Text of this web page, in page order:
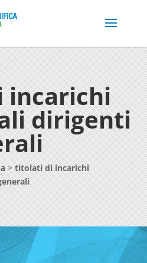
dirigenti
>titolati di incarichi